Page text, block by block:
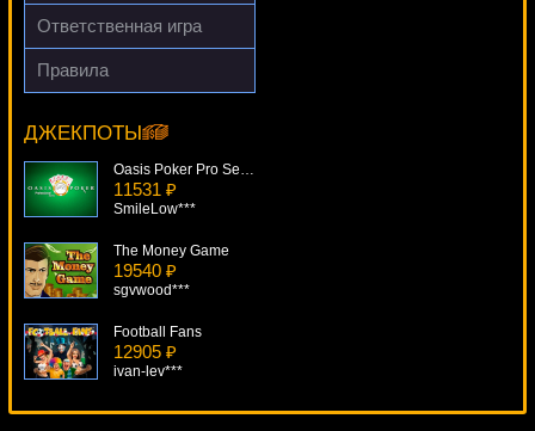
turen***
Ответственная игра
Правила
ДЖЕКПОТЫ
Grand Slam
number***
Oasis Poker Pro Series
11531 ₽
SmileLow***
The Money Game
19540 ₽
sgvwood***
Football Fans
12905 ₽
ivan-lev***
Nrvna